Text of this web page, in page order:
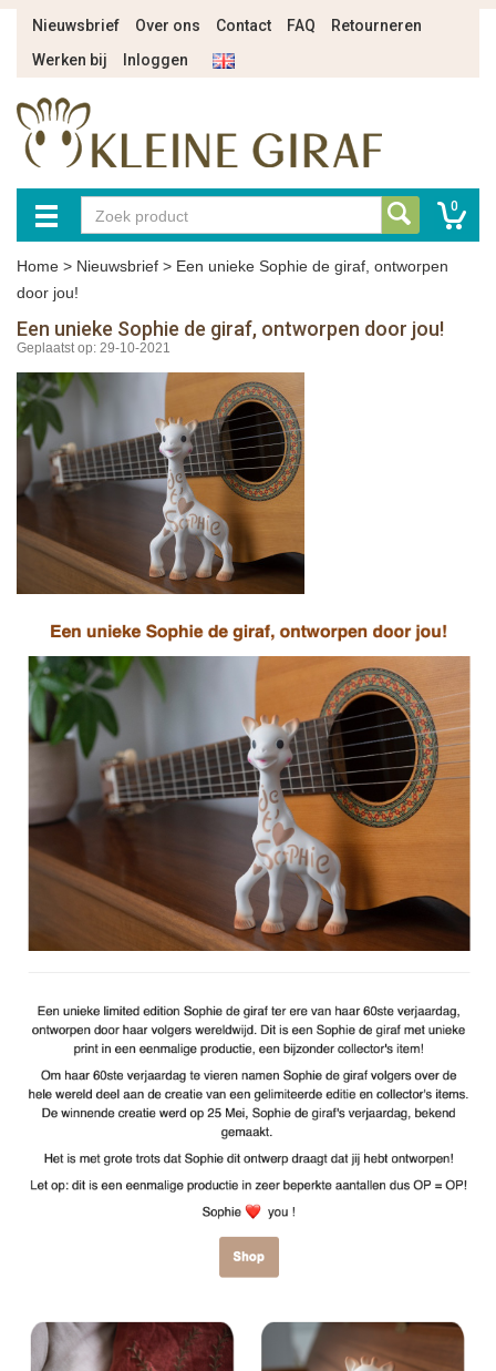
Nieuwsbrief Over ons Contact FAQ
Retourneren
Werken bij
Inloggen
0
Home > Nieuwsbrief > Een unieke Sophie de giraf, ontworpen
door jou!
Een unieke Sophie de giraf, ontworpen door jou!
Geplaatst op: 29-10-2021